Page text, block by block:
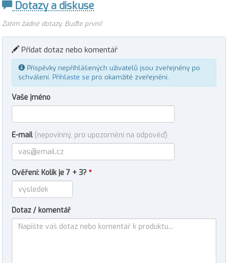
Dotazy a diskuse
Zatím žádné dotazy. Buďte první!
Přidat dotaz nebo komentář
Příspěvky nepřihlášených uživatelů jsou zveřejněny po
schválení. Přihlaste se pro okamžité zveřejnění.
Vaše jméno
E-mail (nepovinný, pro upozornění na odpověď)
Ověření: Kolik je 7 + 3? *
Dotaz / komentář